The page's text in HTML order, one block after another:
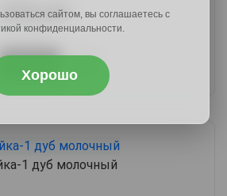
руб.
руб.
1 дуб молочный
сайтом, вы соглашаетесь с
конфиденциальности.
Хорошо